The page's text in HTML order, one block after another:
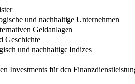
und nachhaltige Unternehmen
Geldanlagen
Geschichte
und nachhaltige Indizes
Investments für den